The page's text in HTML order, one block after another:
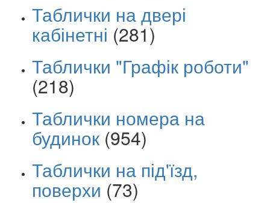
Таблички на двері
кабінетні (281)
Таблички "Графік роботи"
(218)
Таблички номера на
будинок (954)
Таблички на під'їзд,
поверхи (73)